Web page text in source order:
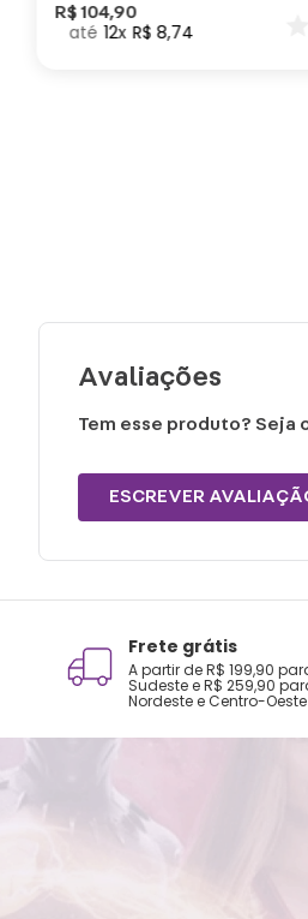
R$ 104,90
12 R$ 8,74
Avaliações
Tem esse produto? Seja
ESCREVER
Frete grátis
A partir de R$ 199,90
Sudeste e R$ 259,90
Nordeste e Centro-Oeste